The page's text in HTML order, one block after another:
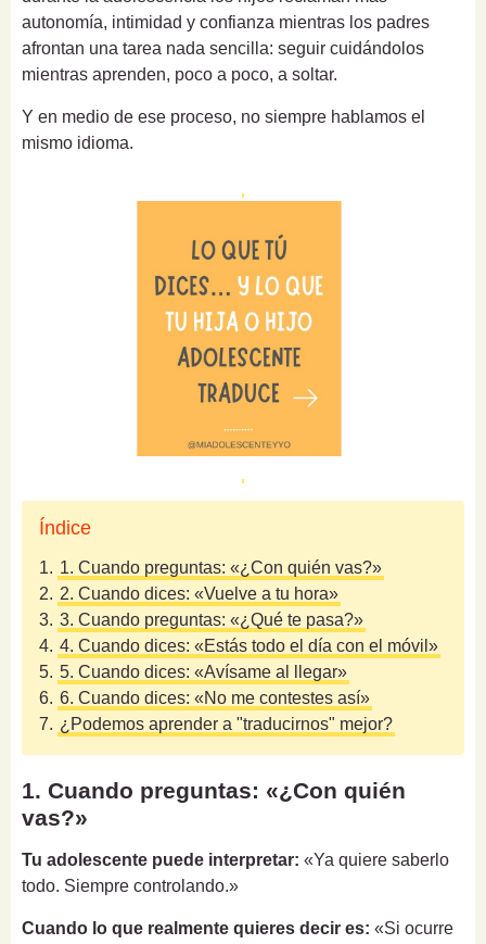
autonomía, intimidad y confianza mientras los padres
afrontan una tarea nada sencilla: seguir cuidándolos
mientras aprenden, poco a poco, a soltar.
Y en medio de ese proceso, no siempre hablamos el
mismo idioma.
Índice
1. 1. Cuando preguntas: «¿Con quién vas?»
2. 2. Cuando dices: «Vuelve a tu hora»
3. 3. Cuando preguntas: «¿Qué te pasa?»
4. 4. Cuando dices: «Estás todo el día con el móvil»
5. 5. Cuando dices: «Avísame al llegar»
6. 6. Cuando dices: «No me contestes así»
7. ¿Podemos aprender a "traducirnos" mejor?
1. Cuando preguntas: «¿Con quién
vas?»
Tu adolescente puede interpretar: «Ya quiere saberlo
todo. Siempre controlando.»
Cuando lo que realmente quieres decir es: «Si ocurre